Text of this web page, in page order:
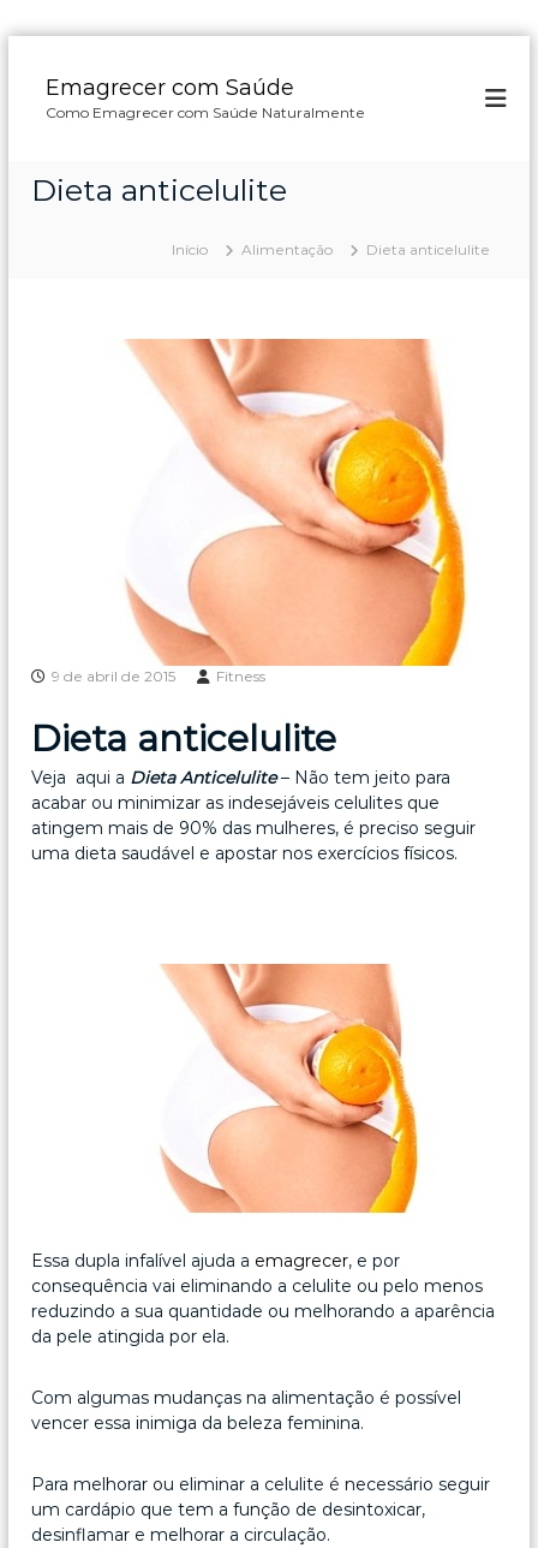
Emagrecer com Saúde
Como Emagrecer com Saúde Naturalmente
Dieta anticelulite
Início Alimentação Dieta anticelulite
9 de abril de 2015 Fitness
Dieta anticelulite
Veja aqui a Dieta Anticelulite– Não tem jeito para
acabar ou minimizar as indesejáveis celulites que
atingem mais de 90% das mulheres, é preciso seguir
uma dieta saudável e apostar nos exercícios físicos.
Essa dupla infalível ajuda a emagrecer, e por
consequência vai eliminando a celulite ou pelo menos
reduzindo a sua quantidade ou melhorando a aparência
da pele atingida por ela.
Com algumas mudanças na alimentação é possível
vencer essa inimiga da beleza feminina.
Para melhorar ou eliminar a celulite é necessário seguir
um cardápio que tem a função de desintoxicar,
desinflamar e melhorar a circulação.